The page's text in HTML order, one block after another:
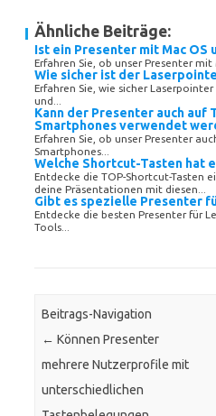
Ähnliche Beiträge:
Ist ein Presenter mit Mac OS
Erfahren Sie, ob unser Presenter mit
Wie sicher ist der
Erfahren Sie, wie sicher
und...
Kann der Presenter auch auf
Smartphones verwendet
Erfahren Sie, ob unser Presenter
Smartphones...
Welche Shortcut-Tasten hat
Entdecke die TOP-Shortcut-Tasten
deine Präsentationen mit diesen...
Gibt es spezielle Presenter
Entdecke die besten Presenter für
Tools...
Beitrags-Navigation
← Können Presenter
mehrere Nutzerprofile mit
unterschiedlichen